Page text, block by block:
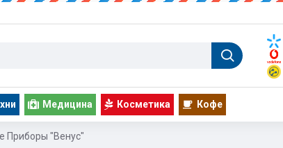
Медицина Косметика Кофе
Приборы "Венус"